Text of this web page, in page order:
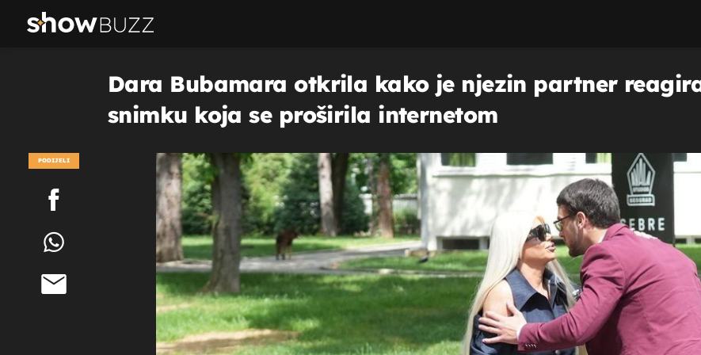
Dara Bubamara otkrila kako je njezin partner
snimku koja se proširila internetom
PODIJELI
POGLEDAJ